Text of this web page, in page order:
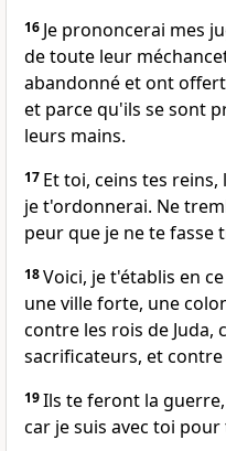
16 Je prononcerai mes
de toute leur
abandonné et ont
et parce qu'ils se sont
leurs mains.
17 Et toi, ceins tes
je t'ordonnerai. Ne
peur que je ne te fasse
18Voici, je t'établis en
une ville forte, une
contre les rois de Juda,
sacrificateurs, et
19Ils te feront la
car je suis avec toi